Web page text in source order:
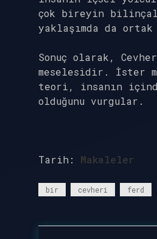
çok bireyin
yaklaşımda da
Sonuç olarak,
meselesidir. İster
teori, insanın
olduğunu vurgular.
Tarih: Makaleler
bir cevheri ferd